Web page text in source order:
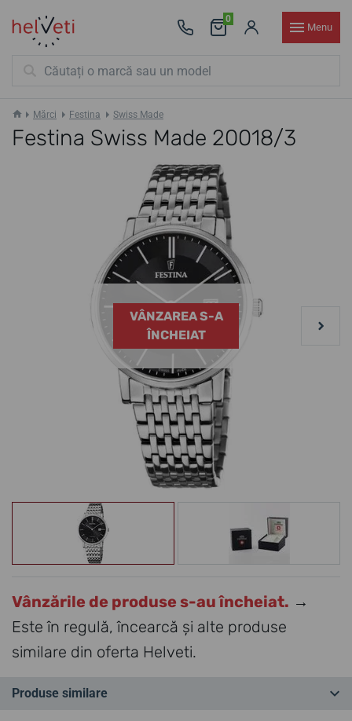
0
Menu
Mărci Festina Swiss Made
Festina Swiss Made 20018/3
VÂNZAREA S-A
ÎNCHEIAT
Vânzările de produse s-au încheiat. →
Este în regulă, încearcă și alte produse
similare din oferta Helveti.
Produse similare